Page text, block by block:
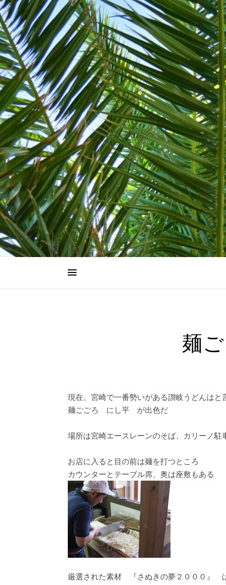
麺
現在、宮崎で一番勢いがある讃岐うどんはと
麺ごごろ にし平 が出色だ
場所は宮崎エースレーンのそば、カリーノ駐
お店に入ると目の前は麺を打つところ
カウンターとテーブル席、奥は座敷もある
厳選された素材 『さぬきの夢２０００』